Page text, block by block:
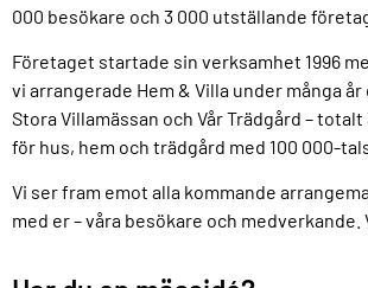
000 besökare och 3 000 utställande
Företaget startade sin verksamhet 1996
vi arrangerade Hem & Villa under många
Stora Villamässan och Vår Trädgård – totalt
för hus, hem och trädgård med 100 000-
Vi ser fram emot alla kommande
med er – våra besökare och medverkande.